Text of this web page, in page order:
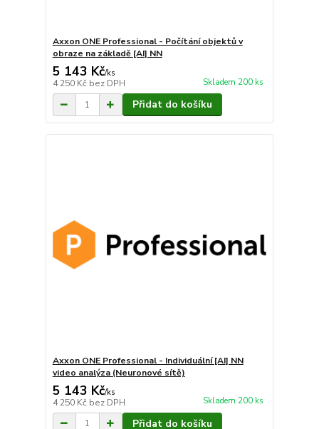
Axxon ONE Professional - Počítání objektů v
obraze na základě [AI] NN
5 143 Kč/ks
4 250 Kč bez DPH Skladem 200 ks
Přidat do košíku
Axxon ONE Professional - Individuální [AI] NN
video analýza (Neuronové sítě)
5 143 Kč/ks
4 250 Kč bez DPH Skladem 200 ks
Přidat do košíku